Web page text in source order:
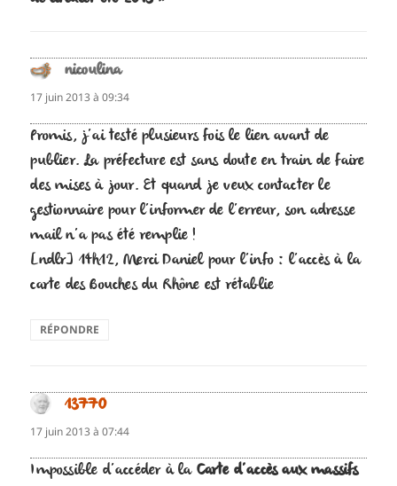
nicoulinadit :
17 juin 2013 à 09:34
Promis, j’ai testé plusieurs fois le lien avant de
publier. La préfecture est sans doute en train de faire
des mises à jour. Et quand je veux contacter le
gestionnaire pour l’informer de l’erreur, son adresse
mail n’a pas été remplie !
[ndlr] 14h12, Merci Daniel pour l’info : l’accès à la
carte des Bouches du Rhône est rétablie
RÉPONDRE
13770dit :
17 juin 2013 à 07:44
Impossible d’accéder à la Carte d’accès aux massifs